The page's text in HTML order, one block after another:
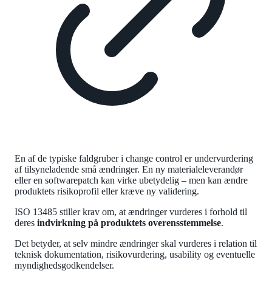
En af de typiske faldgruber i change control er undervurdering
af tilsyneladende små ændringer. En ny materialeleverandør
eller en softwarepatch kan virke ubetydelig – men kan ændre
produktets risikoprofil eller kræve ny validering.
ISO 13485 stiller krav om, at ændringer vurderes i forhold til
deres indvirkning på produktets overensstemmelse.
Det betyder, at selv mindre ændringer skal vurderes i relation til
teknisk dokumentation, risikovurdering, usability og eventuelle
myndighedsgodkendelser.